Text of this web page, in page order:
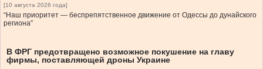
[10 августа 2026 года]
“Наш приоритет — беспрепятственное движение от Одессы до дунайского
региона”
В ФРГ предотвращено возможное покушение на главу
фирмы, поставляющей дроны Украине